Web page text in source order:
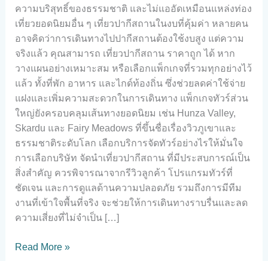
ความบริสุทธิ์ของธรรมชาติ และไม่แออัดเหมือนแหล่งท่อง
เที่ยวยอดนิยมอื่น ๆ เที่ยวปากีสถานในงบที่คุ้มค่า หลายคน
อาจคิดว่าการเดินทางไปปากีสถานต้องใช้งบสูง แต่ความ
จริงแล้ว คุณสามารถ เที่ยวปากีสถาน ราคาถูก ได้ หาก
วางแผนอย่างเหมาะสม หรือเลือกแพ็กเกจที่รวมทุกอย่างไว้
แล้ว ทั้งที่พัก อาหาร และไกด์ท้องถิ่น ซึ่งช่วยลดค่าใช้จ่าย
แฝงและเพิ่มความสะดวกในการเดินทาง แพ็กเกจทัวร์ส่วน
ใหญ่ยังครอบคลุมเส้นทางยอดนิยม เช่น Hunza Valley,
Skardu และ Fairy Meadows ที่ขึ้นชื่อเรื่องวิวภูเขาและ
ธรรมชาติระดับโลก เลือกบริการจัดทัวร์อย่างไรให้มั่นใจ
การเลือกบริษัท จัดนำเที่ยวปากีสถาน ที่มีประสบการณ์เป็น
สิ่งสำคัญ ควรพิจารณาจากรีวิวลูกค้า โปรแกรมทัวร์ที่
ชัดเจน และการดูแลด้านความปลอดภัย รวมถึงการมีทีม
งานที่เข้าใจพื้นที่จริง จะช่วยให้การเดินทางราบรื่นและลด
ความเสี่ยงที่ไม่จำเป็น […]
Read More »